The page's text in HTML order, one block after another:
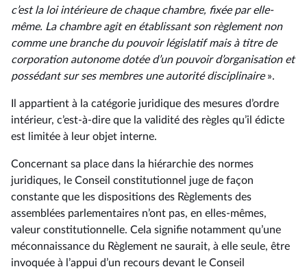
c’est la loi intérieure de chaque chambre, fixée par elle-
même. La chambre agit en établissant son règlement non
comme une branche du pouvoir législatif mais à titre de
corporation autonome dotée d’un pouvoir d’organisation et
possédant sur ses membres une autorité disciplinaire».
Il appartient à la catégorie juridique des mesures d’ordre
intérieur, c’est-à-dire que la validité des règles qu’il édicte
est limitée à leur objet interne.
Concernant sa place dans la hiérarchie des normes
juridiques, le Conseil constitutionnel juge de façon
constante que les dispositions des Règlements des
assemblées parlementaires n’ont pas, en elles-mêmes,
valeur constitutionnelle. Cela signifie notamment qu’une
méconnaissance du Règlement ne saurait, à elle seule, être
invoquée à l’appui d’un recours devant le Conseil